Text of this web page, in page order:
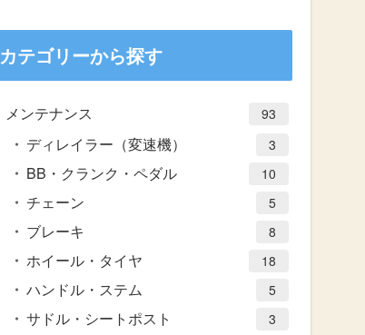
カテゴリーから探す
メンテナンス 93
ディレイラー（変速機） 3
BB・クランク・ペダル 10
チェーン 5
ブレーキ 8
ホイール・タイヤ 18
ハンドル・ステム 5
サドル・シートポスト 3